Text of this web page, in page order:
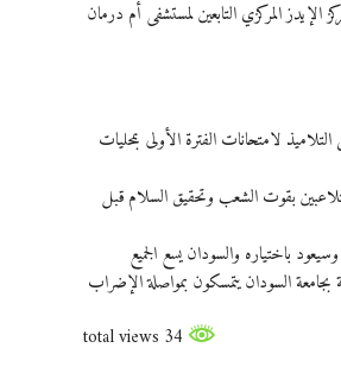
الإيدز المركزي التابعين لمستشفى أم درمان
على التلاميذ لامتحانات الفترة الأولى بمحليات
بقوت الشعب وتحقيق السلام قبل
باختياره والسودان يسع الجميع
السودان يتمسكون بمواصلة الإضراب